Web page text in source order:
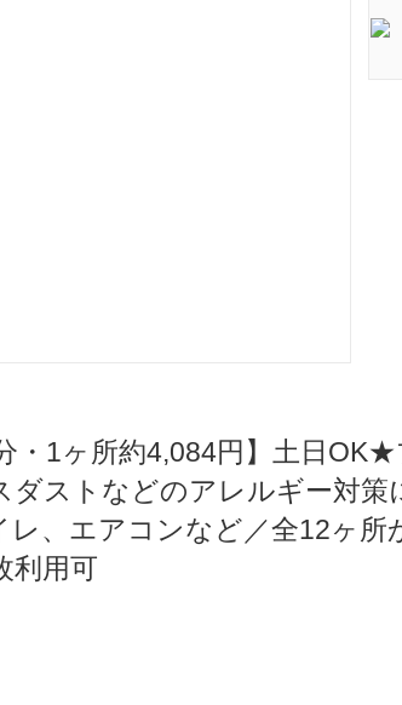
・1ヶ所約4,084円】土日OK★
ダストなどのアレルギー対
、エアコンなど／全12ヶ所
利用可